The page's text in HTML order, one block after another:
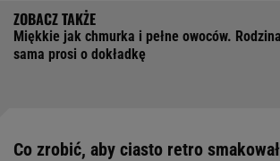
Miękkie jak chmurka i pełne owoców. Rodzina
sama prosi o dokładkę
Co zrobić, aby ciasto retro